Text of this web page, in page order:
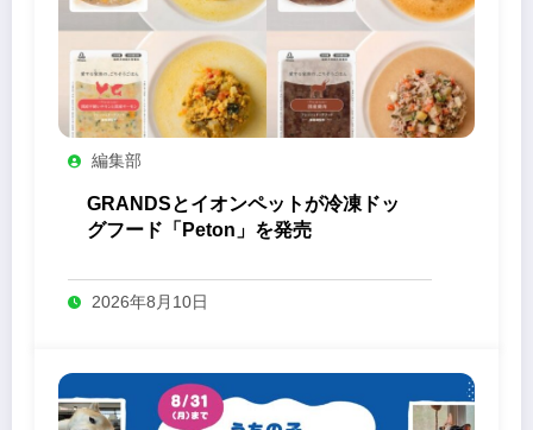
編集部
GRANDSとイオンペットが冷凍ドッ
グフード「Peton」を発売
2026年8月10日